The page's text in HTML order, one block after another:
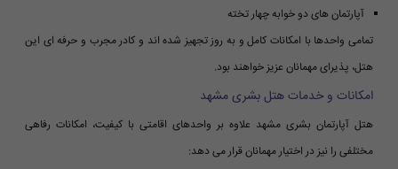
آپارتمان های دو خوابه چهار تخته
تمامی واحدها با امکانات کامل و به روز تجهیز شده اند و کادر مجرب و حرفه ای این
هتل، پذیرای مهمانان عزیز خواهند بود.
امکانات و خدمات هتل بشری مشهد
هتل آپارتمان بشری مشهد علاوه بر واحدهای اقامتی با کیفیت، امکانات رفاهی
مختلفی را نیز در اختیار مهمانان قرار می دهد: